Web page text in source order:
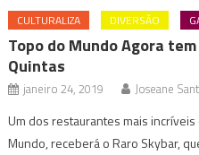
CULTURALIZA DIVERSÃO
Topo do Mundo Agora
Quintas
janeiro 24, 2019 Joseane
Um dos restaurantes mais
Mundo, receberá o Raro Skybar,